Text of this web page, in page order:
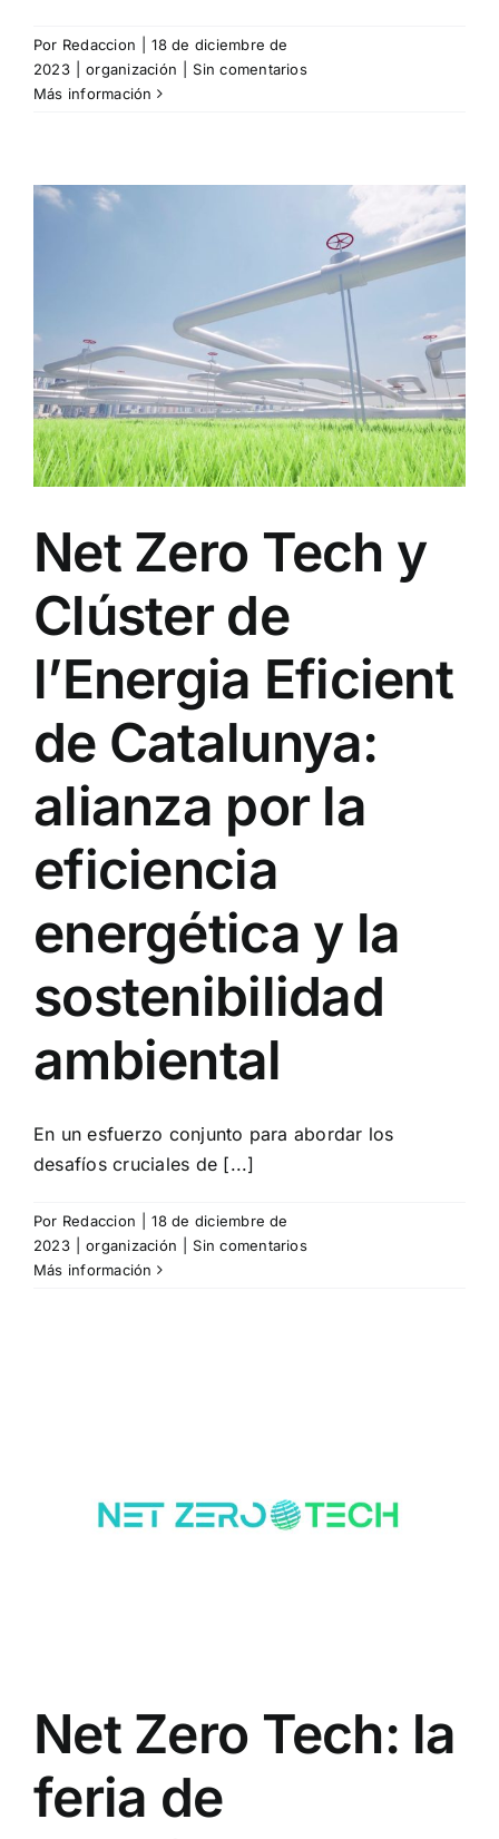
Por Redaccion
18 de diciembre de
2023
organización
Sin comentarios
Más información
Net Zero Tech y
Clúster de
l’Energia Eficient
de Catalunya:
alianza por la
eficiencia
energética y la
sostenibilidad
ambiental
En un esfuerzo conjunto para abordar los
desafíos cruciales de [...]
Por Redaccion
18 de diciembre de
2023
organización
Sin comentarios
Más información
Net Zero Tech: la
feria de